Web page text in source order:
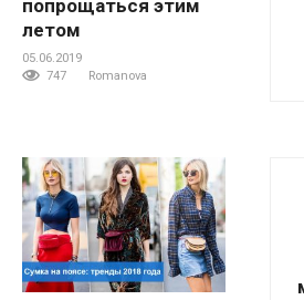
попрощаться этим
летом
05.06.2019
747
Romanova